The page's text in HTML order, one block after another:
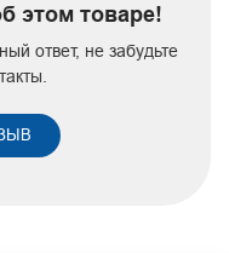
этом товаре!
ответ, не забудьте